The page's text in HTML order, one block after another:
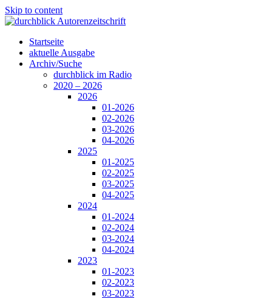
Skip to content
Startseite
aktuelle Ausgabe
Archiv/Suche
durchblick im Radio
2020 – 2026
2026
01-2026
02-2026
03-2026
04-2026
2025
01-2025
02-2025
03-2025
04-2025
2024
01-2024
02-2024
03-2024
04-2024
2023
01-2023
02-2023
03-2023